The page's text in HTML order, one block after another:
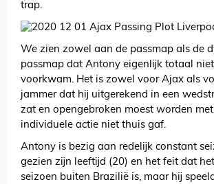
trap.
We zien zowel aan de passmap als de
passmap dat Antony eigenlijk totaal
voorkwam. Het is zowel voor Ajax als
jammer dat hij uitgerekend in een
zat en opengebroken moest worden met
individuele actie niet thuis gaf.
Antony is bezig aan redelijk constant
gezien zijn leeftijd (20) en het feit dat
seizoen buiten Brazilië is, maar hij